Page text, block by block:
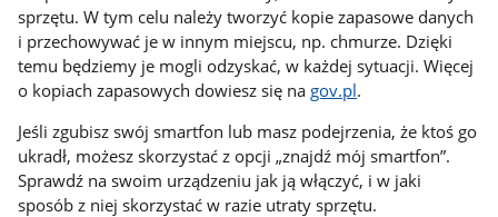
sprzętu. W tym celu należy tworzyć kopie zapasowe danych
i przechowywać je w innym miejscu, np. chmurze. Dzięki
temu będziemy je mogli odzyskać, w każdej sytuacji. Więcej
o kopiach zapasowych dowiesz się na gov.pl.
Jeśli zgubisz swój smartfon lub masz podejrzenia, że ktoś go
ukradł, możesz skorzystać z opcji „znajdź mój smartfon”.
Sprawdź na swoim urządzeniu jak ją włączyć, i w jaki
sposób z niej skorzystać w razie utraty sprzętu.